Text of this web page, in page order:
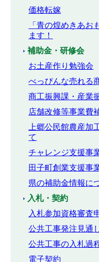
価格転嫁
「青の煌めきあお
ます！
補助金・研修会
お土産作り勉強会
べっぴんな売れる
商工振興課・産業
店舗改修等事業費
上郷公民館農産加
て
チャレンジ支援事
田子町創業支援事
県の補助金情報に
入札・契約
入札参加資格審査
公共工事発注見通
公共工事の入札過
電子契約